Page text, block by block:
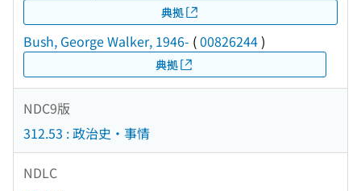
典拠
Bush, George Walker, 1946- (00826244)
典拠
NDC9版
312.53 : 政治史・事情
NDLC